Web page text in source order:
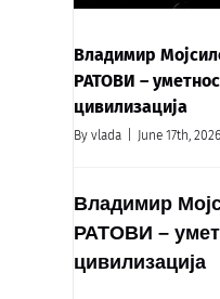
Владимир
РАТОВИ –
цивилизација
By vlada June 17th, 2026
Владимир
РАТОВИ –
цивилизација